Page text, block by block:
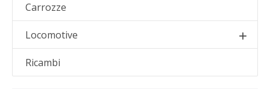
Carrozze
Locomotive
Ricambi